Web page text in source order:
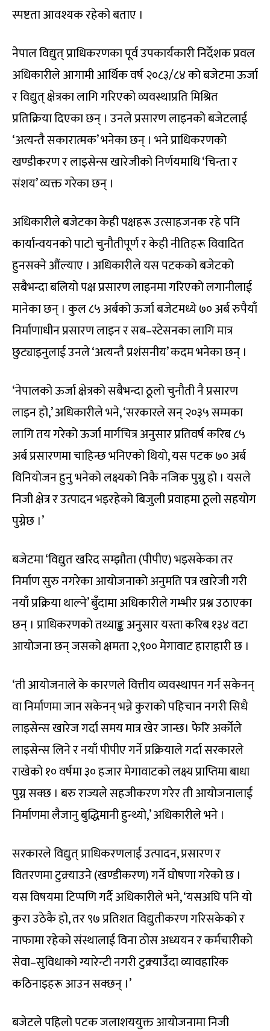
स्पष्टता आवश्यक रहेको बताए ।
नेपाल विद्युत् प्राधिकरणका पूर्व उपकार्यकारी निर्देशक प्रवल
अधिकारीले आगामी आर्थिक वर्ष २०८३/८४ को बजेटमा ऊर्जा
र विद्युत् क्षेत्रका लागि गरिएको व्यवस्थाप्रति मिश्रित
प्रतिक्रिया दिएका छन् । उनले प्रसारण लाइनको बजेटलाई
‘अत्यन्तै सकारात्मक’ भनेका छन् । भने प्राधिकरणको
खण्डीकरण र लाइसेन्स खारेजीको निर्णयमाथि ‘चिन्ता र
संशय’ व्यक्त गरेका छन् ।
अधिकारीले बजेटका केही पक्षहरू उत्साहजनक रहे पनि
कार्यान्वयनको पाटो चुनौतीपूर्ण र केही नीतिहरू विवादित
हुनसक्ने औंल्याए । अधिकारीले यस पटकको बजेटको
सबैभन्दा बलियो पक्ष प्रसारण लाइनमा गरिएको लगानीलाई
मानेका छन् । कुल ८५ अर्बको ऊर्जा बजेटमध्ये ७० अर्ब रुपैयाँ
निर्माणाधीन प्रसारण लाइन र सब–स्टेसनका लागि मात्र
छुट्याइनुलाई उनले ‘अत्यन्तै प्रशंसनीय’ कदम भनेका छन् ।
‘नेपालको ऊर्जा क्षेत्रको सबैभन्दा ठूलो चुनौती नै प्रसारण
लाइन हो,’ अधिकारीले भने, ‘सरकारले सन् २०३५ सम्मका
लागि तय गरेको ऊर्जा मार्गचित्र अनुसार प्रतिवर्ष करिब ८५
अर्ब प्रसारणमा चाहिन्छ भनिएको थियो, यस पटक ७० अर्ब
विनियोजन हुनु भनेको लक्ष्यको निकै नजिक पुग्नु हो । यसले
निजी क्षेत्र र उत्पादन भइरहेको बिजुली प्रवाहमा ठूलो सहयोग
पुग्नेछ ।’
बजेटमा ‘विद्युत खरिद सम्झौता (पीपीए) भइसकेका तर
निर्माण सुरु नगरेका आयोजनाको अनुमति पत्र खारेजी गरी
नयाँ प्रक्रिया थाल्ने’ बुँदामा अधिकारीले गम्भीर प्रश्न उठाएका
छन् । प्राधिकरणको तथ्याङ्क अनुसार यस्ता करिब १३४ वटा
आयोजना छन् जसको क्षमता २,९०० मेगावाट हाराहारी छ ।
‘ती आयोजनाले के कारणले वित्तीय व्यवस्थापन गर्न सकेनन्
वा निर्माणमा जान सकेनन् भन्ने कुराको पहिचान नगरी सिधै
लाइसेन्स खारेज गर्दा समय मात्र खेर जान्छ। फेरि अर्कोले
लाइसेन्स लिने र नयाँ पीपीए गर्ने प्रक्रियाले गर्दा सरकारले
राखेको १० वर्षमा ३० हजार मेगावाटको लक्ष्य प्राप्तिमा बाधा
पुग्न सक्छ । बरु राज्यले सहजीकरण गरेर ती आयोजनालाई
निर्माणमा लैजानु बुद्धिमानी हुन्थ्यो,’ अधिकारीले भने ।
सरकारले विद्युत् प्राधिकरणलाई उत्पादन, प्रसारण र
वितरणमा टुक्र्याउने (खण्डीकरण) गर्ने घोषणा गरेको छ ।
यस विषयमा टिप्पणि गर्दै अधिकारीले भने, ‘यसअघि पनि यो
कुरा उठेकै हो, तर ९७ प्रतिशत विद्युतीकरण गरिसकेको र
नाफामा रहेको संस्थालाई विना ठोस अध्ययन र कर्मचारीको
सेवा–सुविधाको ग्यारेन्टी नगरी टुक्र्याउँदा व्यावहारिक
कठिनाइहरू आउन सक्छन् ।’
बजेटले पहिलो पटक जलाशययुक्त आयोजनामा निजी